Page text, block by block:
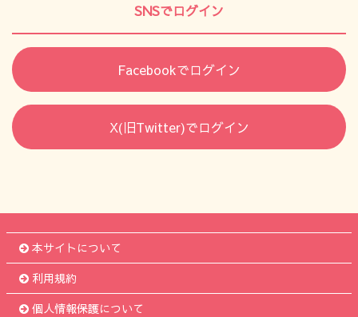
SNSでログイン
Facebookでログイン
X(旧Twitter)でログイン
本サイトについて
利用規約
個人情報保護について